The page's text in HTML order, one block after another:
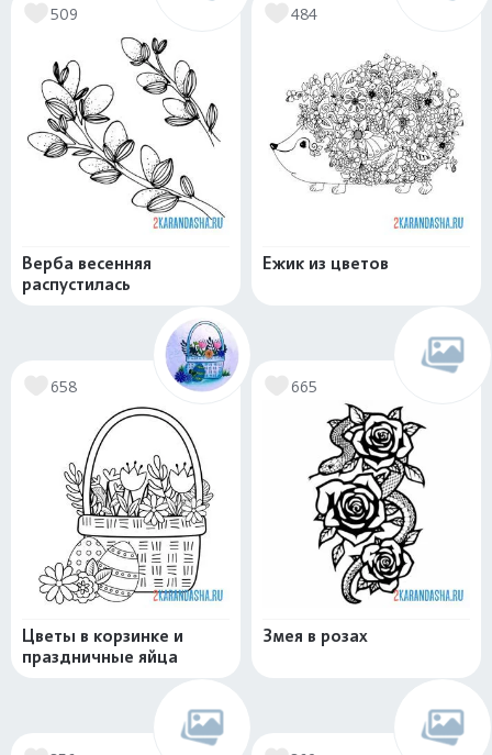
509
Верба весенняя
распустилась
484
Ежик из цветов
658
Цветы в корзинке и
праздничные яйца
665
Змея в розах